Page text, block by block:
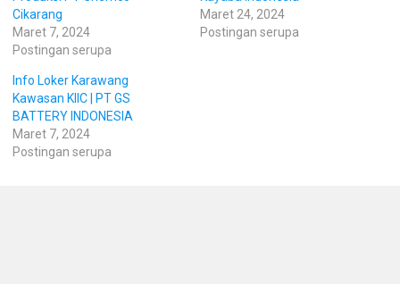
Cikarang
Maret 7, 2024
Postingan serupa
Maret 24, 2024
Postingan serupa
Info Loker Karawang
Kawasan KIIC | PT GS
BATTERY INDONESIA
Maret 7, 2024
Postingan serupa